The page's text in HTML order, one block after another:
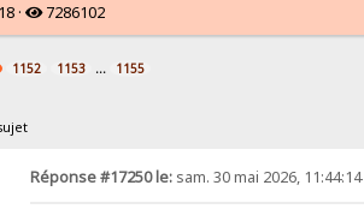
· 7286102
1152 1153 ... 1155
Réponse #17250 le: sam. 30 mai 2026, 11:44:14